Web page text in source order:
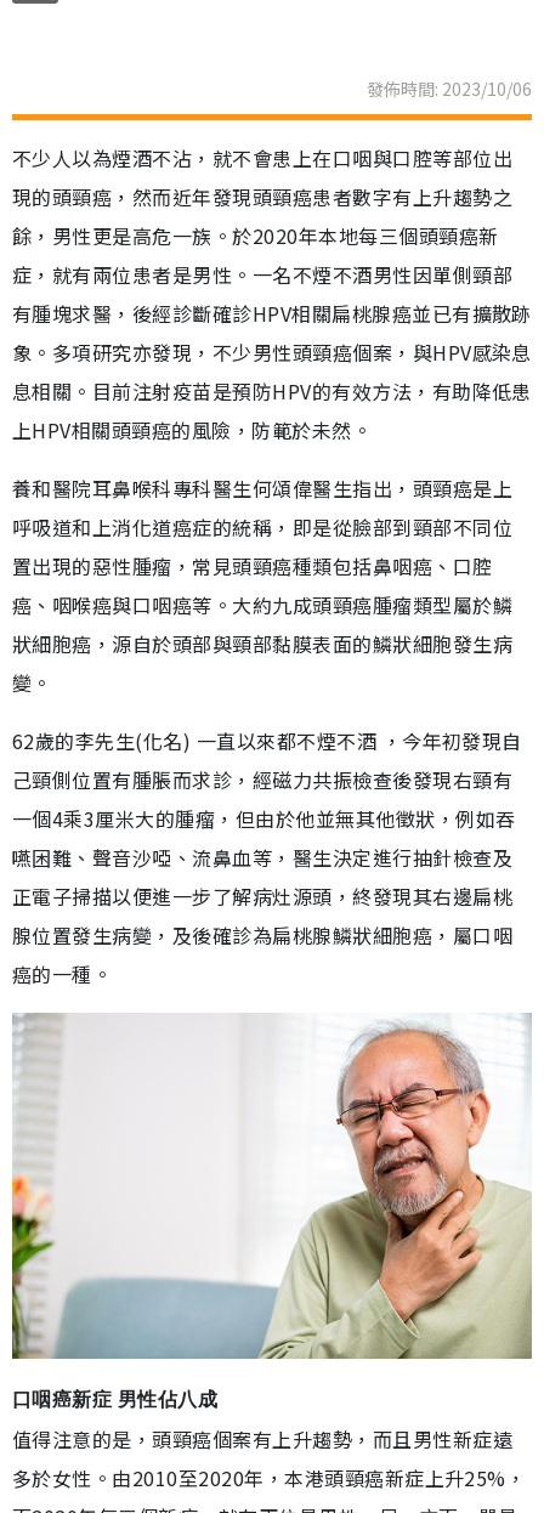
發佈時間: 2023/10/06
不少人以為煙酒不沾，就不會患上在口咽與口腔等部位出
現的頭頸癌，然而近年發現頭頸癌患者數字有上升趨勢之
餘，男性更是高危一族。於2020年本地每三個頭頸癌新
症，就有兩位患者是男性。一名不煙不酒男性因單側頸部
有腫塊求醫，後經診斷確診HPV相關扁桃腺癌並已有擴散跡
象。多項研究亦發現，不少男性頭頸癌個案，與HPV感染息
息相關。目前注射疫苗是預防HPV的有效方法，有助降低患
上HPV相關頭頸癌的風險，防範於未然。
養和醫院耳鼻喉科專科醫生何頌偉醫生指出，頭頸癌是上
呼吸道和上消化道癌症的統稱，即是從臉部到頸部不同位
置出現的惡性腫瘤，常見頭頸癌種類包括鼻咽癌、口腔
癌、咽喉癌與口咽癌等。大約九成頭頸癌腫瘤類型屬於鱗
狀細胞癌，源自於頭部與頸部黏膜表面的鱗狀細胞發生病
變。
62歲的李先生(化名) 一直以來都不煙不酒 ，今年初發現自
己頸側位置有腫脹而求診，經磁力共振檢查後發現右頸有
一個4乘3厘米大的腫瘤，但由於他並無其他徵狀，例如吞
嚥困難、聲音沙啞、流鼻血等，醫生決定進行抽針檢查及
正電子掃描以便進一步了解病灶源頭，終發現其右邊扁桃
腺位置發生病變，及後確診為扁桃腺鱗狀細胞癌，屬口咽
癌的一種。
口咽癌新症 男性佔八成
值得注意的是，頭頸癌個案有上升趨勢，而且男性新症遠
多於女性。由2010至2020年，本港頭頸癌新症上升25%，